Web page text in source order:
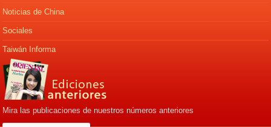
Noticias de China
Sociales
Taiwán Informa
Mira las publicaciones de nuestros números anteriores